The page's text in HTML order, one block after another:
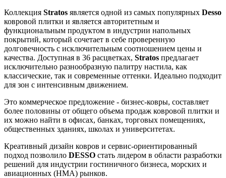
Коллекция Stratos является одной из самых популярных Desso
ковровой плитки и является авторитетным и
функциональным продуктом в индустрии напольных
покрытий, который сочетает в себе проверенную
долговечность с исключительным соотношением цены и
качества. Доступная в 36 расцветках, Stratos предлагает
исключительно разнообразную палитру настила, как
классические, так и современные оттенки. Идеально подходит
для зон с интенсивным движением.
Это коммерческое предложение - бизнес-ковры, составляет
более половины от общего объема продаж ковровой плитки и
их можно найти в офисах, банках, торговых помещениях,
общественных зданиях, школах и университетах.
Креативный дизайн ковров и сервис-ориентированный
подход позволило DESSO стать лидером в области разработки
решений для индустрии гостиничного бизнеса, морских и
авиационных (НМА) рынков.